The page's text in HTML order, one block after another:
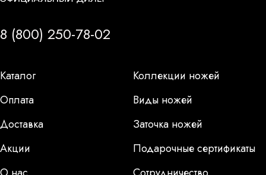
8 (800) 250-78-02
Каталог
Оплата
Доставка
Акции
Коллекции ножей
Виды ножей
Заточка ножей
Подарочные сертификаты